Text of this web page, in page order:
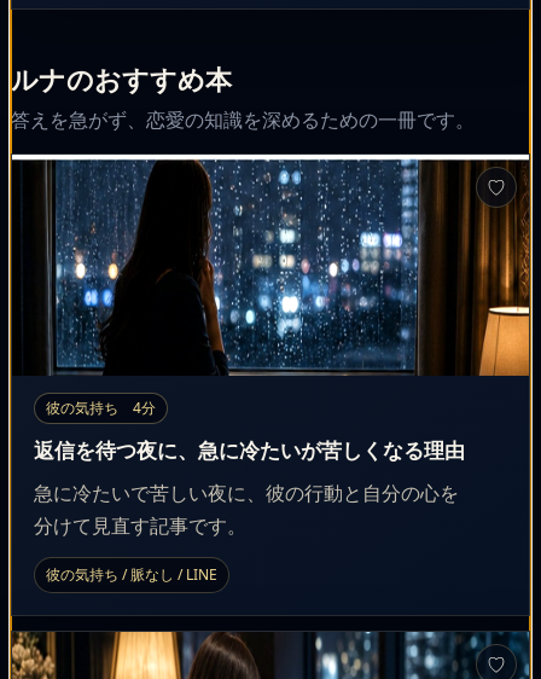
ルナのおすすめ本
答えを急がず、恋愛の知識を深めるための一冊です。
彼の気持ち 4分
返信を待つ夜に、急に冷たいが苦しくなる理由
急に冷たいで苦しい夜に、彼の行動と自分の心を
分けて見直す記事です。
彼の気持ち / 脈なし / LINE
♡
♡